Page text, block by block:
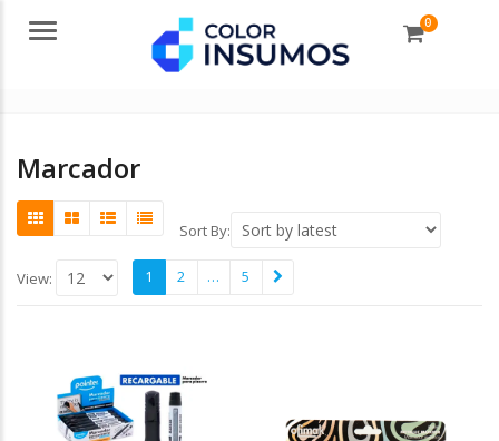
Menu 0
Marcador
Sort By:
View: 1 2 … 5